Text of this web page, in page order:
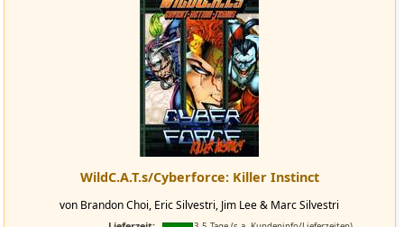
WildC.A.T.s/Cyberforce: Killer Instinct
von Brandon Choi, Eric Silvestri, Jim Lee & Marc Silvestri